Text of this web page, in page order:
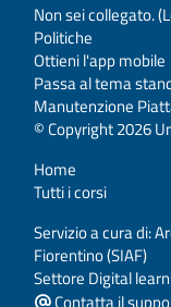
Non sei collegato. (
Politiche
Ottieni l'app mobile
Passa al tema
Manutenzione
© Copyright 2026
Home
Tutti i corsi
Servizio a cura di:
Fiorentino (SIAF)
Settore Digital